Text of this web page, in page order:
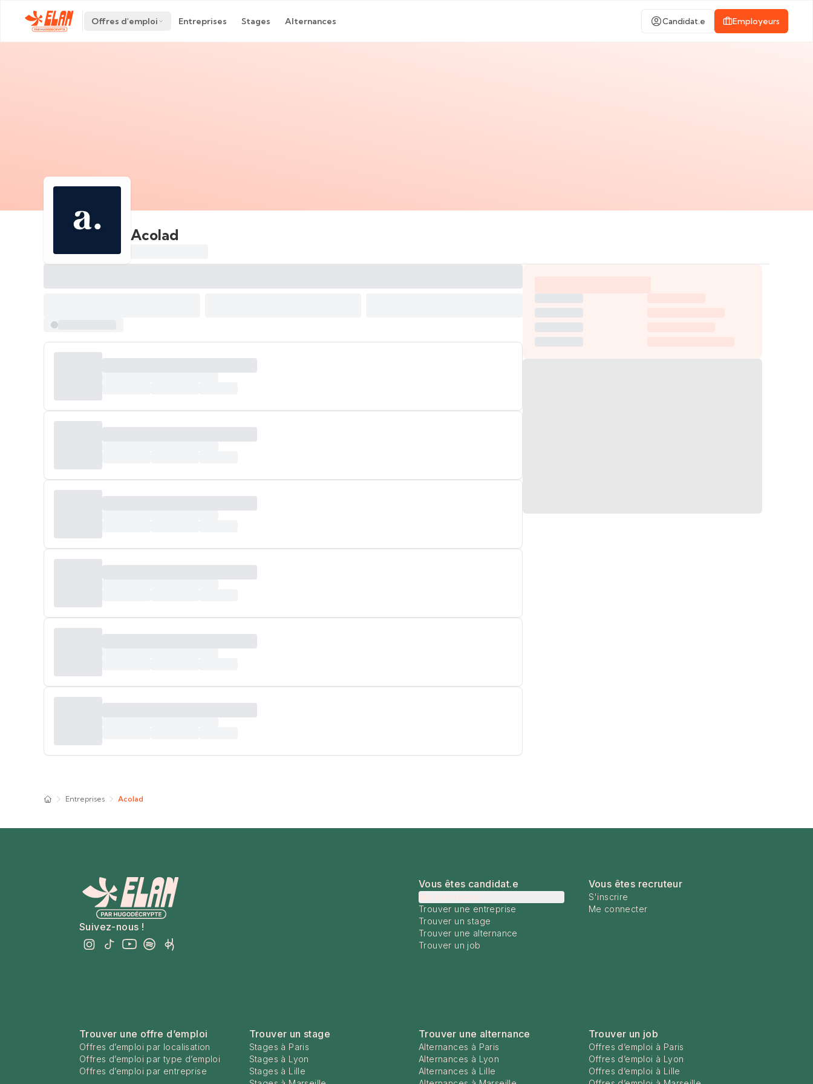
Offres d'emploi Entreprises Stages Alternances Candidat.e Employeurs
Acolad
Entreprises Acolad
Suivez-nous !
Vous êtes candidat.e
Trouver une entreprise
Trouver un stage
Trouver une alternance
Trouver un job
Vous êtes recruteur
S'inscrire
Me connecter
Trouver une offre d’emploi
Offres d’emploi par localisation
Offres d’emploi par type d’emploi
Offres d’emploi par entreprise
Trouver un stage
Stages à Paris
Stages à Lyon
Stages à Lille
Trouver une alternance
Alternances à Paris
Alternances à Lyon
Alternances à Lille
Trouver un job
Offres d’emploi à Paris
Offres d’emploi à Lyon
Offres d’emploi à Lille